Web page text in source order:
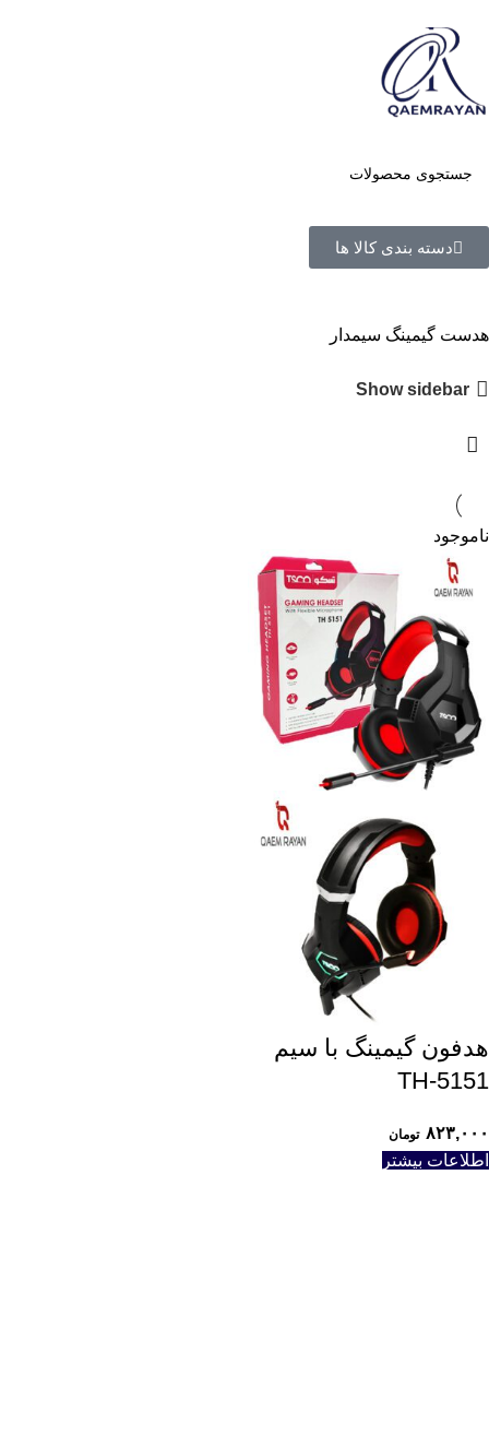
دسته بندی کالا ها
هدست گیمینگ سیمدار
Show sidebar
ناموجود
هدفون گیمینگ با سیم
TH-5151
۸۲۳,۰۰۰ تومان
اطلاعات بیشتر